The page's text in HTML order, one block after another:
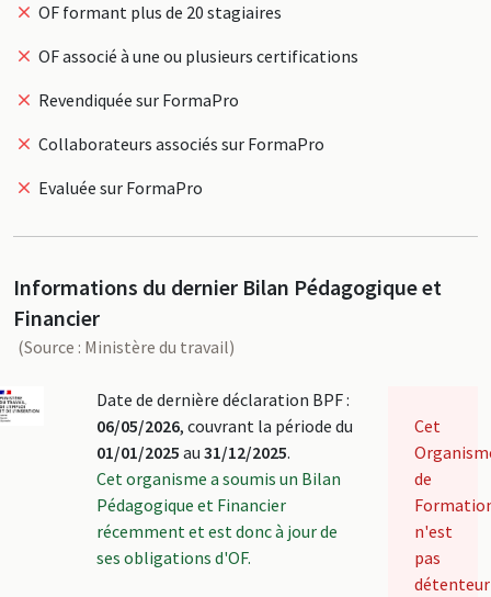
OF formant plus de 20 stagiaires
OF associé à une ou plusieurs certifications
Revendiquée sur FormaPro
Collaborateurs associés sur FormaPro
Evaluée sur FormaPro
Informations du dernier Bilan Pédagogique et
Financier
(Source : Ministère du travail)
Date de dernière déclaration BPF :
06/05/2026, couvrant la période du
01/01/2025 au 31/12/2025.
Cet organisme a soumis un Bilan
Pédagogique et Financier
récemment et est donc à jour de
ses obligations d'OF.
Cet
de
n'est
pas
détenteur